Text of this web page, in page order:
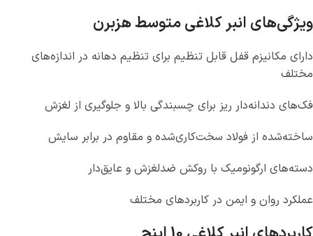
ویژگی‌های انبر کلاغی متوسط هزبرن
دارای مکانیزم قفل قابل تنظیم برای تنظیم دهانه در اندازه‌های
مختلف
فک‌های دندانه‌دار ریز برای چسبندگی بالا و جلوگیری از لغزش
ساخته‌شده از فولاد سخت‌کاری‌شده و مقاوم در برابر سایش
دسته‌های ارگونومیک با روکش ضدلغزش و عایق‌دار
عملکرد روان و ایمن در کاربردهای مختلف